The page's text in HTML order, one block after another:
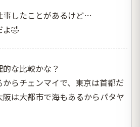
事したことがあるけど…
よ🤣
な比較かな？
らチェンマイで、東京は首都だ
は大都市で海もあるからパタヤ